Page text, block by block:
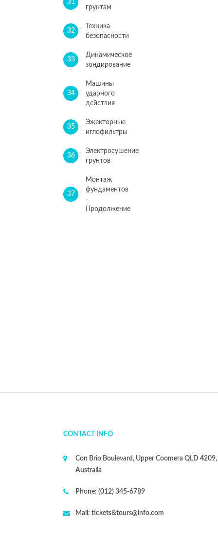
31
грунтам
32
Техника
безопасности
33
Динамическое
зондирование
34
Машины
ударного
действия
35
Эжекторные
иглофильтры
36
Электросушение
грунтов
37
Монтаж
фундаментов
-
Продолжение
CONTACT INFO
Con Brio Boulevard, Upper Coomera QLD 4209,
Australia
Phone: (012) 345-6789
Mail: tickets&tours@info.com